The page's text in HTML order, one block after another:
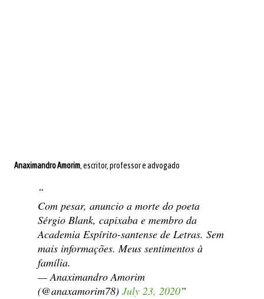
Anaximandro Amorim, escritor, professor e advogado
Com pesar, anuncio a morte do poeta
Sérgio Blank, capixaba e membro da
Academia Espírito-santense de Letras. Sem
mais informações. Meus sentimentos à
família.
— Anaximandro Amorim
(@anaxamorim78) July 23, 2020